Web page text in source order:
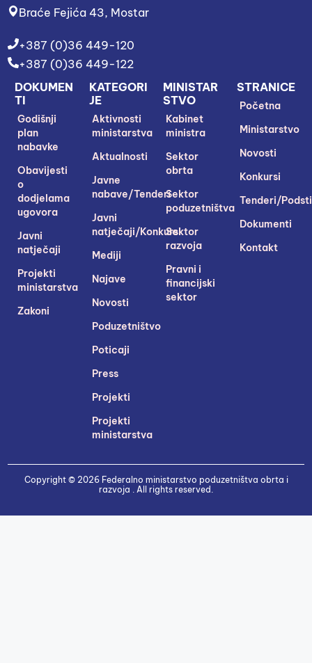
Braće Fejića 43, Mostar
+387 (0)36 449-120
+387 (0)36 449-122
STRANICE
Početna
Ministarstvo
Novosti
Konkursi
Tenderi/
Dokumenti
Kontakt
MINISTAR
STVO
Kabinet
ministra
Sektor
obrta
Sektor
poduzetništva
Sektor
razvoja
Pravni i
financijski
sektor
KATEGORI
JE
Aktivnosti
ministarstva
Aktualnosti
Javne
nabave/Tenderi
Javni
natječaji/Konkursi
Mediji
Najave
Novosti
Poduzetništvo
Poticaji
Press
Projekti
Projekti
ministarstva
DOKUMEN
TI
Godišnji
plan
nabavke
Obavijesti
o
dodjelama
ugovora
Javni
natječaji
Projekti
ministarstva
Zakoni
Copyright © 2026 Federalno ministarstvo poduzetništva obrta i
razvoja . All rights reserved.